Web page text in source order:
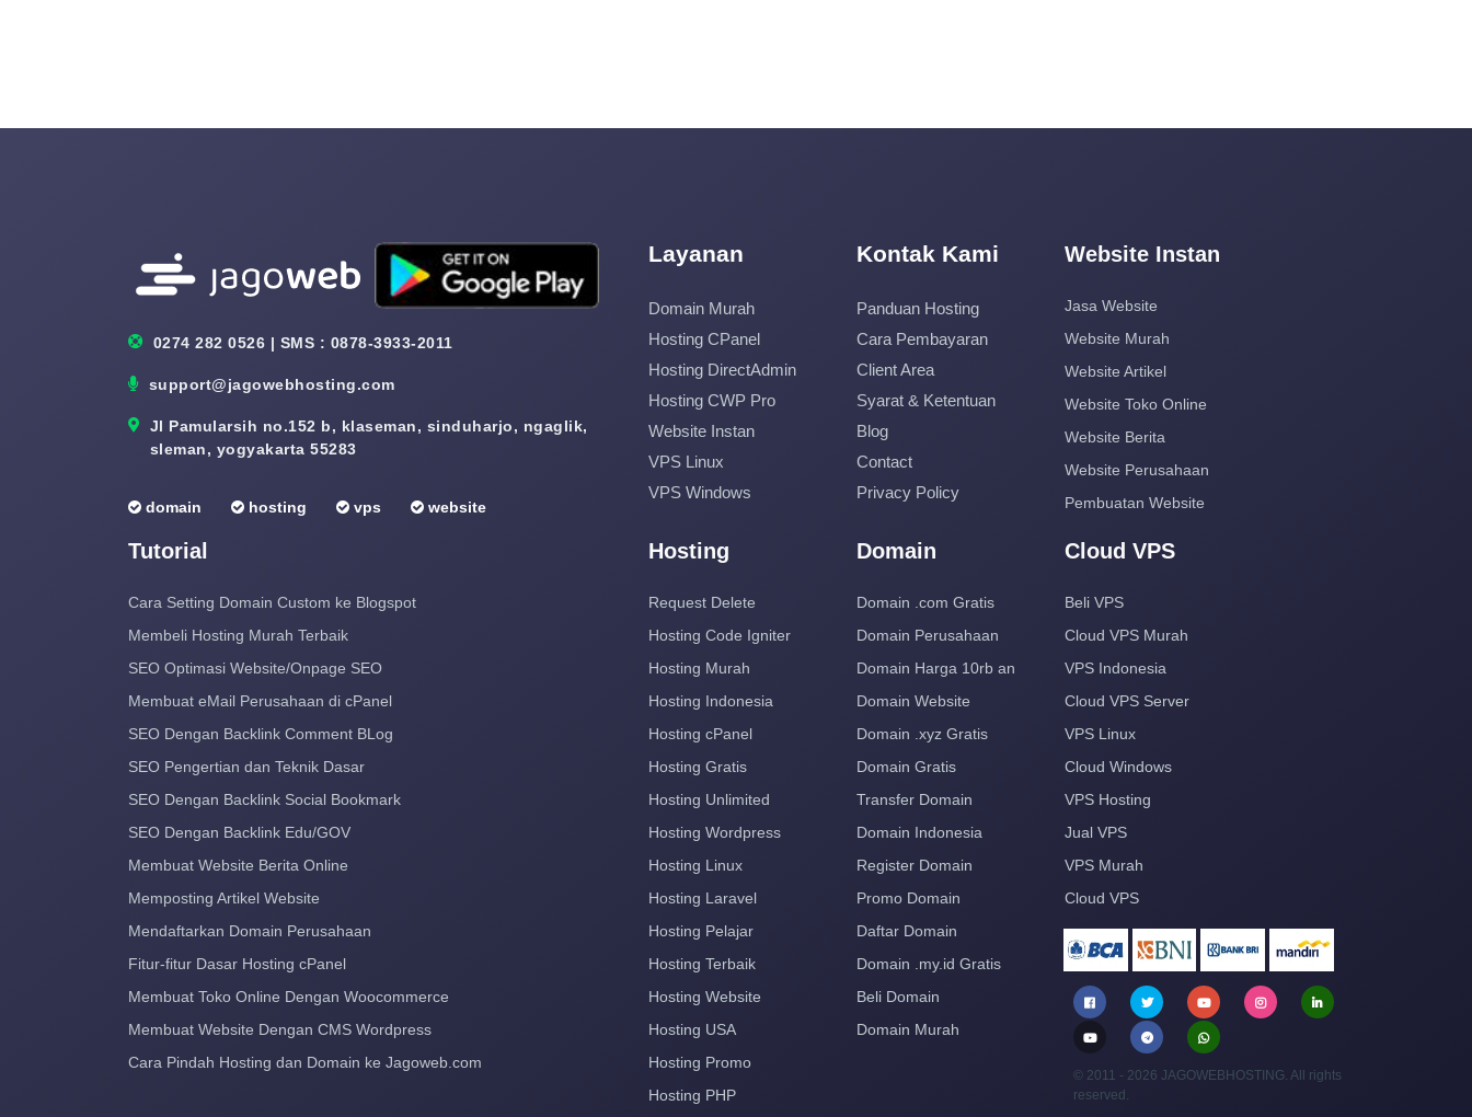
0274 282 0526 | SMS : 0878-3933-2011
support@jagowebhosting.com
Jl Pamularsih no.152 b, klaseman, sinduharjo, ngaglik,
sleman, yogyakarta 55283
domain hosting vps website
Layanan
Domain Murah
Hosting CPanel
Hosting DirectAdmin
Hosting CWP Pro
Website Instan
VPS Linux
VPS Windows
Kontak Kami
Panduan Hosting
Cara Pembayaran
Client Area
Syarat & Ketentuan
Blog
Contact
Privacy Policy
Website Instan
Jasa Website
Website Murah
Website Artikel
Website Toko Online
Website Berita
Website Perusahaan
Pembuatan Website
Tutorial
Cara Setting Domain Custom ke Blogspot
Membeli Hosting Murah Terbaik
SEO Optimasi Website/Onpage SEO
Membuat eMail Perusahaan di cPanel
SEO Dengan Backlink Comment BLog
SEO Pengertian dan Teknik Dasar
SEO Dengan Backlink Social Bookmark
SEO Dengan Backlink Edu/GOV
Membuat Website Berita Online
Memposting Artikel Website
Mendaftarkan Domain Perusahaan
Fitur-fitur Dasar Hosting cPanel
Membuat Toko Online Dengan Woocommerce
Membuat Website Dengan CMS Wordpress
Cara Pindah Hosting dan Domain ke Jagoweb.com
Hosting
Request Delete
Hosting Code Igniter
Hosting Murah
Hosting Indonesia
Hosting cPanel
Hosting Gratis
Hosting Unlimited
Hosting Wordpress
Hosting Linux
Hosting Laravel
Hosting Pelajar
Hosting Terbaik
Hosting Website
Hosting USA
Hosting Promo
Hosting PHP
Domain
Domain .com Gratis
Domain Perusahaan
Domain Harga 10rb an
Domain Website
Domain .xyz Gratis
Domain Gratis
Transfer Domain
Domain Indonesia
Register Domain
Promo Domain
Daftar Domain
Domain .my.id Gratis
Beli Domain
Domain Murah
Cloud VPS
Beli VPS
Cloud VPS Murah
VPS Indonesia
Cloud VPS Server
VPS Linux
Cloud Windows
VPS Hosting
Jual VPS
VPS Murah
Cloud VPS
© 2011 - 2026 JAGOWEBHOSTING. All rights
reserved.